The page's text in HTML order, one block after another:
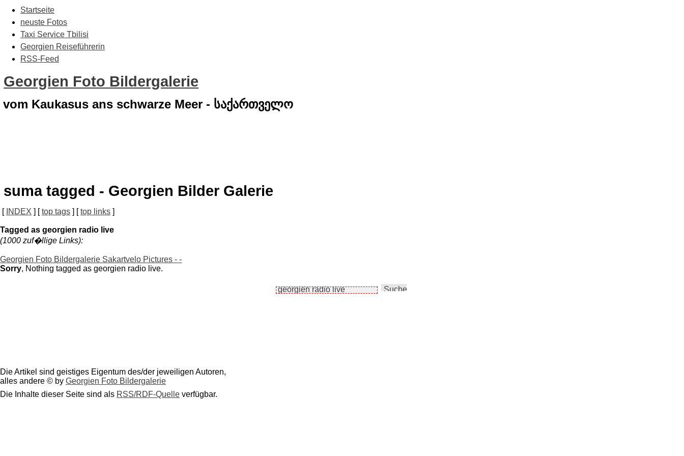
Startseite
neuste Fotos
Taxi Service Tbilisi
Georgien Reiseführerin
RSS-Feed
Georgien Foto Bildergalerie
vom Kaukasus ans schwarze Meer - საქართველო
suma tagged - Georgien Bilder Galerie
[ INDEX ] [top tags ] [top links ]
Tagged as georgien radio live
(1000 zuf�llige Links):
Georgien Foto Bildergalerie Sakartvelo Pictures - -
Sorry, Nothing tagged as georgien radio live.
Die Artikel sind geistiges Eigentum des/der jeweiligen Autoren,
alles andere © by Georgien Foto Bildergalerie
Die Inhalte dieser Seite sind als RSS/RDF-Quelle verfügbar.